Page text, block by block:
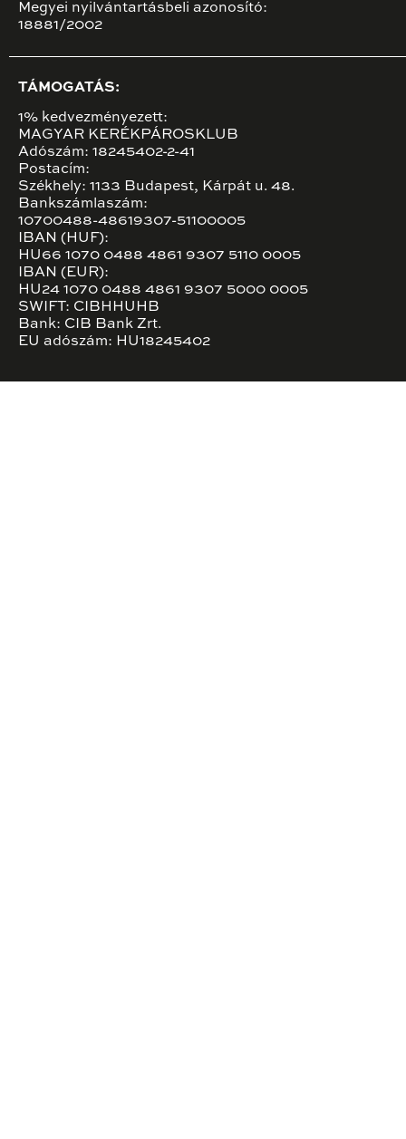
Megyei nyilvántartásbeli azonosító:
18881/2002
TÁMOGATÁS:
1% kedvezményezett:
MAGYAR KERÉKPÁROSKLUB
Adószám: 18245402-2-41
Postacím:
Székhely: 1133 Budapest, Kárpát u. 48.
Bankszámlaszám:
10700488-48619307-51100005
IBAN (HUF):
HU66 1070 0488 4861 9307 5110 0005
IBAN (EUR):
HU24 1070 0488 4861 9307 5000 0005
SWIFT: CIBHHUHB
Bank: CIB Bank Zrt.
EU adószám: HU18245402